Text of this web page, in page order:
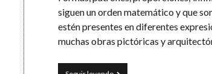
siguen un orden matemático y que
estén presentes en diferentes
muchas obras pictóricas y